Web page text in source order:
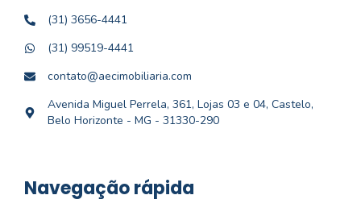
(31) 3656-4441
(31) 99519-4441
contato@aecimobiliaria.com
Avenida Miguel Perrela, 361, Lojas 03 e 04, Castelo,
Belo Horizonte - MG - 31330-290
Navegação rápida